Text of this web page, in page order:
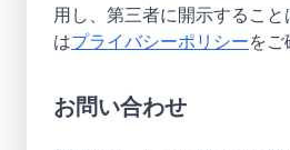
用し、第三者に開示するこ
はプライバシーポリシーをご
お問い合わせ